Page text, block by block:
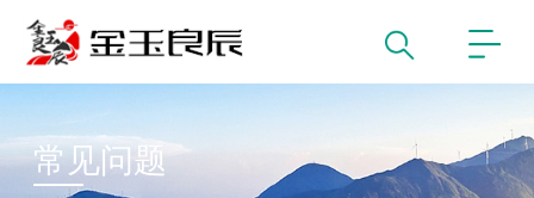
常见问题